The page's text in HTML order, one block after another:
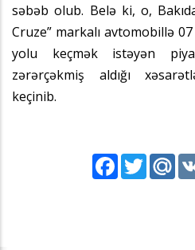
səbəb olub. Belə ki, o,
Cruze” markalı avtomobillə
yolu keçmək istəyən
zərərçəkmiş aldığı
keçinib.
FacebookTwitter